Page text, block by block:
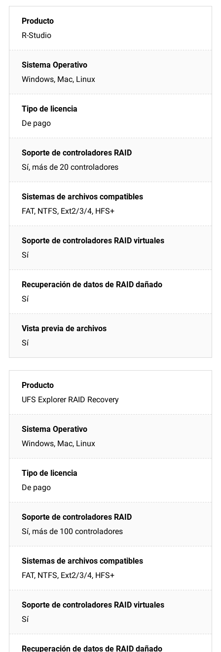
R-Studio
Windows, Mac, Linux
De pago
Sí, más de 20 controladores
FAT, NTFS, Ext2/3/4, HFS+
Sí
Sí
Sí
UFS Explorer RAID Recovery
Windows, Mac, Linux
De pago
Sí, más de 100 controladores
FAT, NTFS, Ext2/3/4, HFS+
Sí